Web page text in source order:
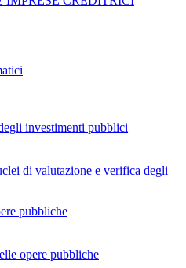
investimenti pubblici
di valutazione e verifica degli
pubbliche
opere pubbliche